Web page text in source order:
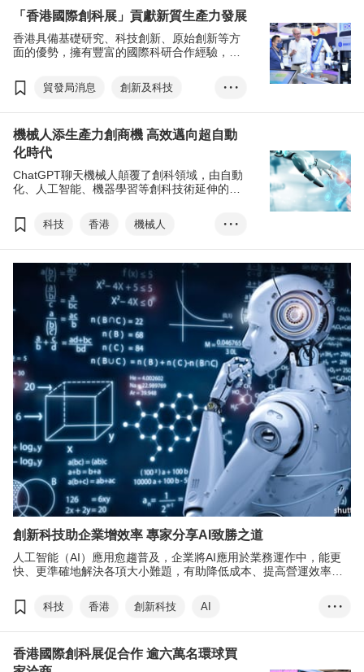
香港國際創科展
香港春季電子產品展
「香港國際創科展」貢獻新質生產力發展
香港具備基礎研究、科技創新、原始創新等方
面的優勢，擁有豐富的國際科研合作經驗，是
港作為國際創科中心的建設，為創科業界帶來
新機遇。貿發局消息
創新及科技
香港國際創科展
• • •
機械人添生產力創商機 高效邁向超自動
化時代
ChatGPT聊天機械人顛覆了創科領域，由自動
化、人工智能、機器學習等創科技術延伸的
程，更高效率地協助企業擴展業務。
科技 香港
機械人
ChatGPT
人工智能
機器學習
香港國際創科展
香港應用科技研究院
超自動化
• • •
創新科技助企業增效率 專家分享AI致勝之道
人工智能（AI）應用愈趨普及，企業將AI應用於業務運作中，能更
快、更準確地解決各項大小難題，有助降低成本、提高營運效率及
科技 香港 創新科技
AI
香港國際創科展
香港國際創科論壇
數位雙生
ChatGPT
自動駕駛
• • •
香港國際創科展促合作 逾六萬名環球買